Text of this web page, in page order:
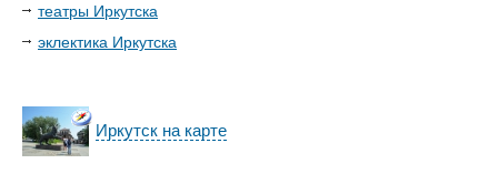
театры Иркутска
эклектика Иркутска
Иркутск на карте